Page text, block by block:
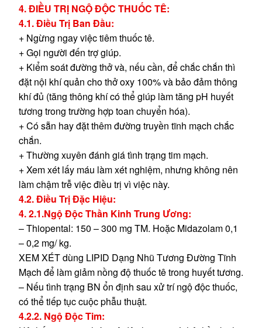
4. ĐIỀU TRỊ NGỘ ĐỘC THUỐC TÊ:
4.1. Điều Trị Ban Đầu:
+ Ngừng ngay việc tiêm thuốc tê.
+ Gọi người đến trợ giúp.
+ Kiểm soát đường thở và, nếu cần, để chắc chắn thì
đặt nội khí quản cho thở oxy 100% và bảo đảm thông
khí đủ (tăng thông khí có thể giúp làm tăng pH huyết
tương trong trường hợp toan chuyển hóa).
+ Có sẵn hay đặt thêm đường truyền tĩnh mạch chắc
chắn.
+ Thường xuyên đánh giá tình trạng tim mạch.
+ Xem xét lấy máu làm xét nghiệm, nhưng không nên
làm chậm trễ việc điều trị vì việc này.
4.2. Điều Trị Đặc Hiệu:
4. 2.1.Ngộ Độc Thần Kinh Trung Ương:
– Thiopental: 150 – 300 mg TM. Hoặc Midazolam 0,1
– 0,2 mg/ kg.
XEM XÉT dùng LIPID Dạng Nhũ Tương Đường Tĩnh
Mạch để làm giảm nồng độ thuốc tê trong huyết tương.
– Nếu tình trạng BN ổn định sau xử trí ngộ độc thuốc,
có thể tiếp tục cuộc phẫu thuật.
4.2.2. Ngộ Độc Tim: